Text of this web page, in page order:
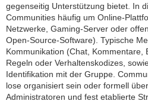
gegenseitig Unterstützung bietet. In
Communities häufig um
Netzwerke, Gaming‑Server oder
Open‑Source‑Software). Typische
Kommunikation (Chat, Kommentare,
Regeln oder Verhaltenskodizes,
Identifikation mit der Gruppe.
lose organisiert sein oder formell
Administratoren und fest etablierte